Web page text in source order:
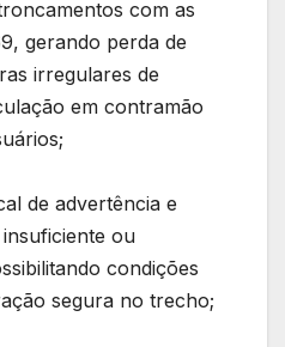
com as
gerando perda de
irregulares de
em contramão
de advertência e
ou
condições
segura no trecho;